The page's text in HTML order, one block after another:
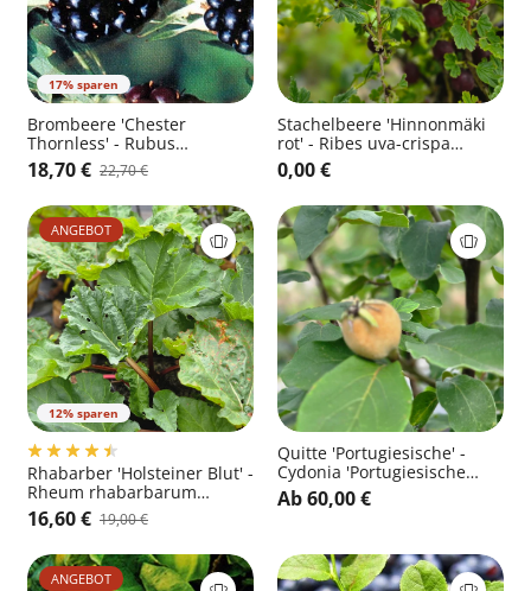
17% sparen
Brombeere 'Chester
Thornless' - Rubus
fruticosus 'Chester
Thornless' CAC
18,70 € 22,70 €
Stachelbeere 'Hinnonmäki
rot' - Ribes uva-crispa
'Hinnonmäki rot' zert.vf
0,00 €
12% sparen
ANGEBOT
Rhabarber 'Holsteiner Blut' -
Rheum rhabarbarum
'Holsteiner Blut'
16,60 € 19,00 €
Quitte 'Portugiesische' -
Cydonia 'Portugiesische
Birnenquitte' CAC
Ab 60,00 €
ANGEBOT